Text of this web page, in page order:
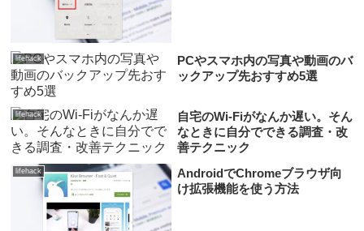
lifehack
PCやスマホ内の写真や動画のバ
ックアップ先おすすめ5選
lifehack
自宅のWi-Fiがなんか遅い。そん
なときに自分でできる調査・改
善テクニック
lifehack
AndroidでChromeブラウザ向
け拡張機能を使う方法